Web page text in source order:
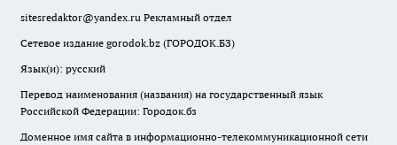
sitesredaktor@yandex.ru Рекламный отдел
Сетевое издание gorodok.bz (ГОРОДОК.БЗ)
Язык(и): русский
Перевод наименования (названия) на государственный язык
Российской Федерации: Городок.бз
Доменное имя сайта в информационно-телекоммуникационной сети